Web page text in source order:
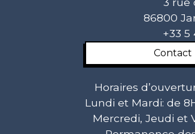
86800
+33 5
Contact
Horaires
Lundi et Mardi: de
Mercredi, Jeudi et